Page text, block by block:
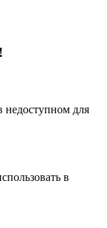
для
в